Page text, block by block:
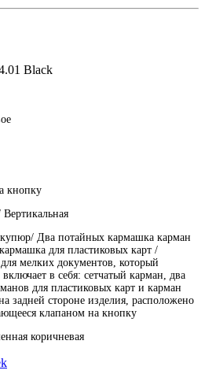
Black
кнопку
Два потайных кармашка карман
для пластиковых карт /
мелких документов, который
в себя: сетчатый карман, два
для пластиковых карт и карман
задней стороне изделия, расположено
клапаном на кнопку
коричневая